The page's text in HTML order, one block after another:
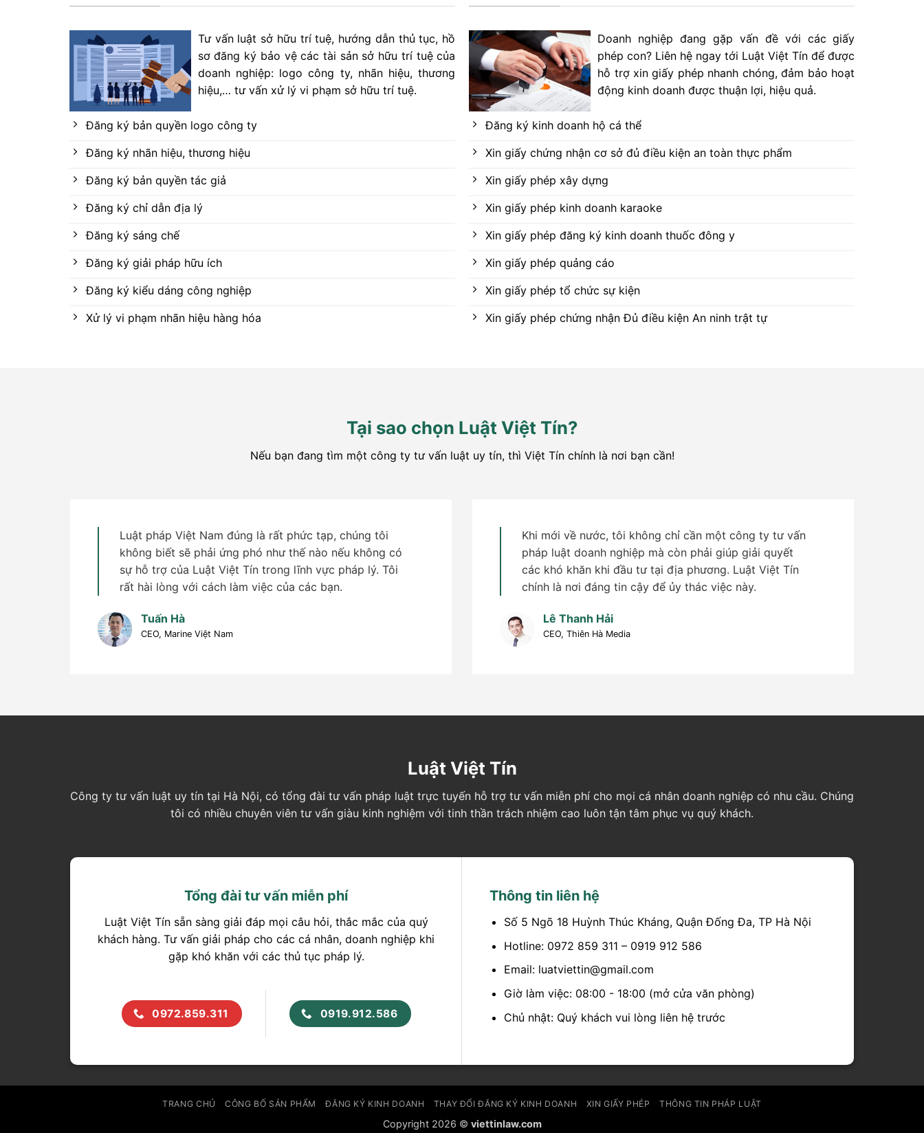
Tư vấn luật sở hữu trí tuệ, hướng dẫn thủ tục, hồ
sơ đăng ký bảo vệ các tài sản sở hữu trí tuệ của
doanh nghiệp: logo công ty, nhãn hiệu, thương
hiệu,… tư vấn xử lý vi phạm sở hữu trí tuệ.
Đăng ký bản quyền logo công ty
Đăng ký nhãn hiệu, thương hiệu
Đăng ký bản quyền tác giả
Đăng ký chỉ dẫn địa lý
Đăng ký sáng chế
Đăng ký giải pháp hữu ích
Đăng ký kiểu dáng công nghiệp
Xử lý vi phạm nhãn hiệu hàng hóa
Doanh nghiệp đang gặp vấn đề với các giấy
phép con? Liên hệ ngay tới Luật Việt Tín để được
hỗ trợ xin giấy phép nhanh chóng, đảm bảo hoạt
động kinh doanh được thuận lợi, hiệu quả.
Đăng ký kinh doanh hộ cá thể
Xin giấy chứng nhận cơ sở đủ điều kiện an toàn thực phẩm
Xin giấy phép xây dựng
Xin giấy phép kinh doanh karaoke
Xin giấy phép đăng ký kinh doanh thuốc đông y
Xin giấy phép quảng cáo
Xin giấy phép tổ chức sự kiện
Xin giấy phép chứng nhận Đủ điều kiện An ninh trật tự
Tại sao chọn Luật Việt Tín?
Nếu bạn đang tìm một công ty tư vấn luật uy tín, thì Việt Tín chính là nơi bạn cần!
Luật pháp Việt Nam đúng là rất phức tạp, chúng tôi
không biết sẽ phải ứng phó như thế nào nếu không có
sự hỗ trợ của Luật Việt Tín trong lĩnh vực pháp lý. Tôi
rất hài lòng với cách làm việc của các bạn.
Tuấn Hà
CEO, Marine Việt Nam
Khi mới về nước, tôi không chỉ cần một công ty tư vấn
pháp luật doanh nghiệp mà còn phải giúp giải quyết
các khó khăn khi đầu tư tại địa phương. Luật Việt Tín
chính là nơi đáng tin cậy để ủy thác việc này.
Lê Thanh Hải
CEO, Thiên Hà Media
Luật Việt Tín
Công ty tư vấn luật uy tín tại Hà Nội, có tổng đài tư vấn pháp luật trực tuyến hỗ trợ tư vấn miễn phí cho mọi cá nhân doanh nghiệp có nhu cầu. Chúng
tôi có nhiều chuyên viên tư vấn giàu kinh nghiệm với tinh thần trách nhiệm cao luôn tận tâm phục vụ quý khách.
Tổng đài tư vấn miễn phí
Luật Việt Tín sẵn sàng giải đáp mọi câu hỏi, thắc mắc của quý
khách hàng. Tư vấn giải pháp cho các cá nhân, doanh nghiệp khi
gặp khó khăn với các thủ tục pháp lý.
0972.859.311 0919.912.586
Thông tin liên hệ
Số 5 Ngõ 18 Huỳnh Thúc Kháng, Quận Đống Đa, TP Hà Nội
Hotline: 0972 859 311 – 0919 912 586
Email: luatviettin@gmail.com
Giờ làm việc: 08:00 - 18:00 (mở cửa văn phòng)
Chủ nhật: Quý khách vui lòng liên hệ trước
TRANG CHỦ CÔNG BỐ SẢN PHẨM ĐĂNG KÝ KINH DOANH THAY ĐỔI ĐĂNG KÝ KINH DOANH XIN GIẤY PHÉP THÔNG TIN PHÁP LUẬT
Copyright 2026 © viettinlaw.com